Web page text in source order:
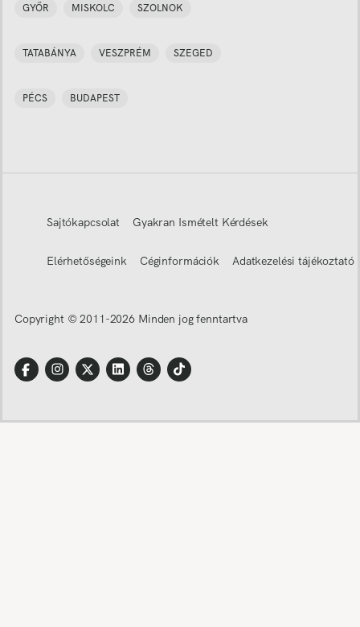
GYŐR MISKOLC SZOLNOK
TATABÁNYA VESZPRÉM SZEGED
PÉCS BUDAPEST
Sajtókapcsolat Gyakran Ismételt Kérdések
Elérhetőségeink Céginformációk Adatkezelési tájékoztató
Copyright © 2011-2026 Minden jog fenntartva